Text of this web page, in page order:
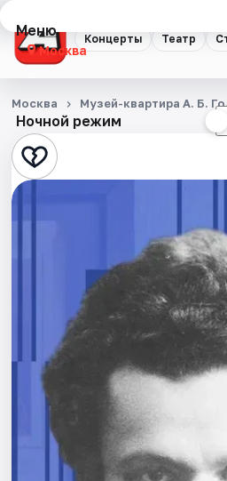
Концерты Театр
Меню
Москва
Концерты
Театр
Стендап
Выставки
Экскурсии
Спорт
События
Города
Ночной режим
Москва Музей-квартира А. Б.